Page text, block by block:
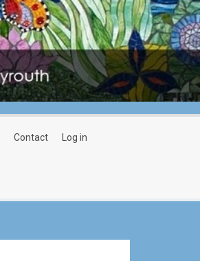
contact log in